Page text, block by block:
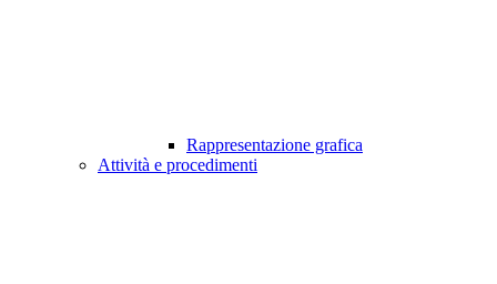
Rappresentazione grafica
Attività e procedimenti